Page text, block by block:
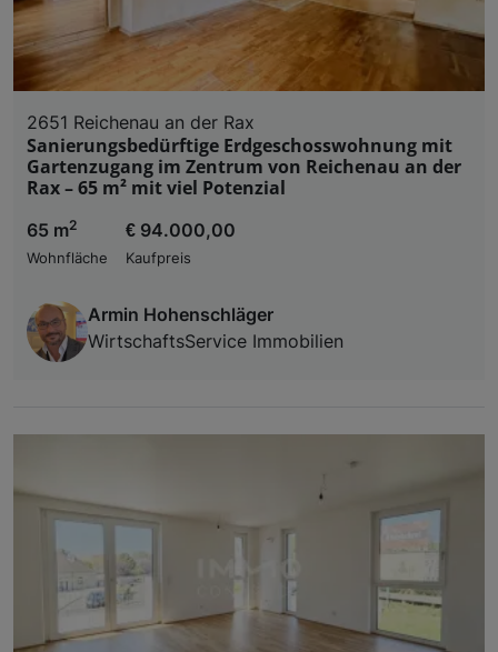
2651 Reichenau an der Rax
Sanierungsbedürftige Erdgeschosswohnung mit
Gartenzugang im Zentrum von Reichenau an der
Rax – 65 m² mit viel Potenzial
65 m2
Wohnfläche
€ 94.000,00
Kaufpreis
Armin Hohenschläger
WirtschaftsService Immobilien